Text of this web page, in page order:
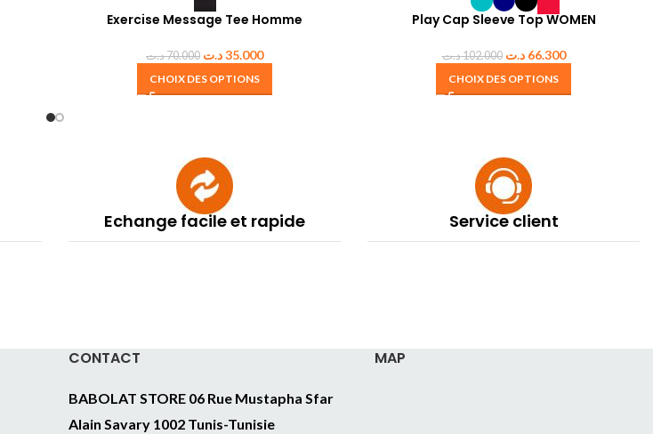
Exercise Message Tee Homme
70.000د.ت 35.000د.ت
CHOIX DES OPTIONS
Play Cap Sleeve Top WOMEN
102.000د.ت 66.300 د.ت
CHOIX DES OPTIONS
Echange facile et rapide Service client
CONTACT
BABOLAT STORE 06 Rue Mustapha Sfar
Alain Savary 1002 Tunis-Tunisie
MAP